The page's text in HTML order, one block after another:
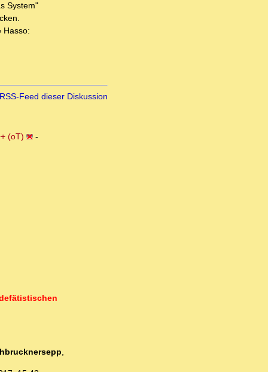
System"
Hasso:
RSS-Feed dieser Diskussion
(oT)
-
,